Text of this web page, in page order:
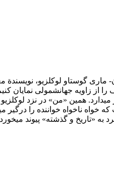
گوستاو لوکلزیو، نویسندة
زاویه جهانشمولی نمایان
همین «من» در نزد
ناخواه خواننده را درگیر
«تاریخ و گذشته» پیوند